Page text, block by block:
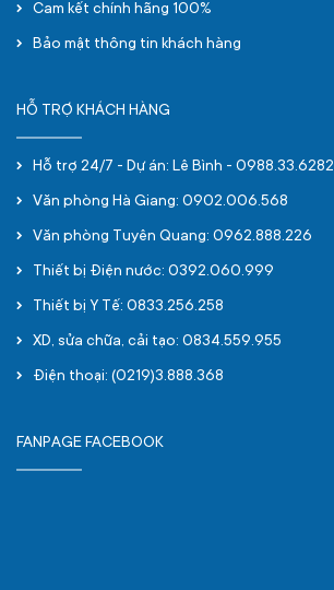
Cam kết chính hãng 100%
Bảo mật thông tin khách hàng
HỖ TRỢ KHÁCH HÀNG
Hỗ trợ 24/7 - Dự án: Lê Bình - 0988.33.6282
Văn phòng Hà Giang: 0902.006.568
Văn phòng Tuyên Quang: 0962.888.226
Thiết bị Điện nước: 0392.060.999
Thiết bị Y Tế: 0833.256.258
XD, sửa chữa, cải tạo: 0834.559.955
Điện thoại: (0219)3.888.368
FANPAGE FACEBOOK